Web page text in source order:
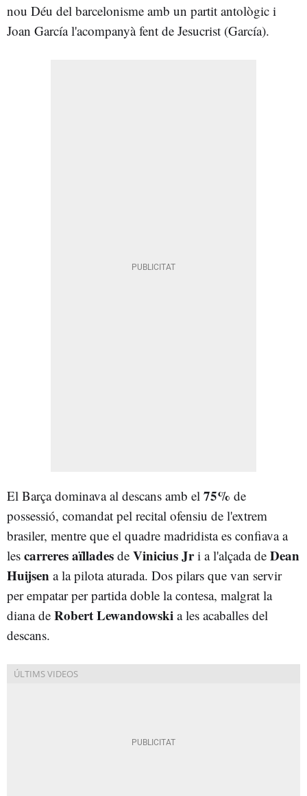
nou Déu del barcelonisme amb un partit antològic i
Joan García l'acompanyà fent de Jesucrist (García).
El Barça dominava al descans amb el 75% de
possessió, comandat pel recital ofensiu de l'extrem
brasiler, mentre que el quadre madridista es confiava a
les carreres aïllades de Vinicius Jri a l'alçada de Dean
Huijsen a la pilota aturada. Dos pilars que van servir
per empatar per partida doble la contesa, malgrat la
diana de Robert Lewandowski a les acaballes del
descans.